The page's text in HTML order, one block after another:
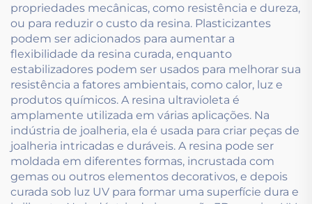
propriedades mecânicas, como resistência e dureza,
ou para reduzir o custo da resina. Plasticizantes
podem ser adicionados para aumentar a
flexibilidade da resina curada, enquanto
estabilizadores podem ser usados para melhorar sua
resistência a fatores ambientais, como calor, luz e
produtos químicos. A resina ultravioleta é
amplamente utilizada em várias aplicações. Na
indústria de joalheria, ela é usada para criar peças de
joalheria intricadas e duráveis. A resina pode ser
moldada em diferentes formas, incrustada com
gemas ou outros elementos decorativos, e depois
curada sob luz UV para formar uma superfície dura e